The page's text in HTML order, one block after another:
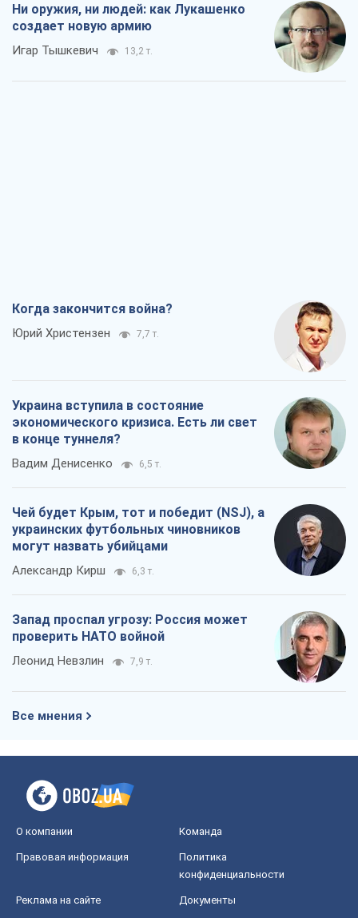
Ни оружия, ни людей: как Лукашенко
создает новую армию
Игар Тышкевич 13,2 т.
Когда закончится война?
Юрий Христензен 7,7 т.
Украина вступила в состояние
экономического кризиса. Есть ли свет
в конце туннеля?
Вадим Денисенко 6,5 т.
Чей будет Крым, тот и победит (NSJ), а
украинских футбольных чиновников
могут назвать убийцами
Александр Кирш 6,3 т.
Запад проспал угрозу: Россия может
проверить НАТО войной
Леонид Невзлин 7,9 т.
Все мнения
О компании Команда
Правовая информация
Политика
конфиденциальности
Реклама на сайте Документы